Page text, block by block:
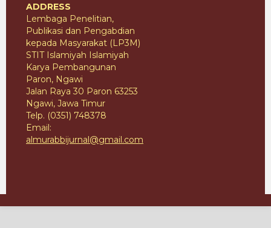
ADDRESS
Lembaga Penelitian,
Publikasi dan Pengabdian
kepada Masyarakat (LP3M)
STIT Islamiyah Islamiyah
Karya Pembangunan
Paron, Ngawi
Jalan Raya 30 Paron 63253
Ngawi, Jawa Timur
Telp. (0351) 748378
Email:
almurabbijurnal@gmail.com